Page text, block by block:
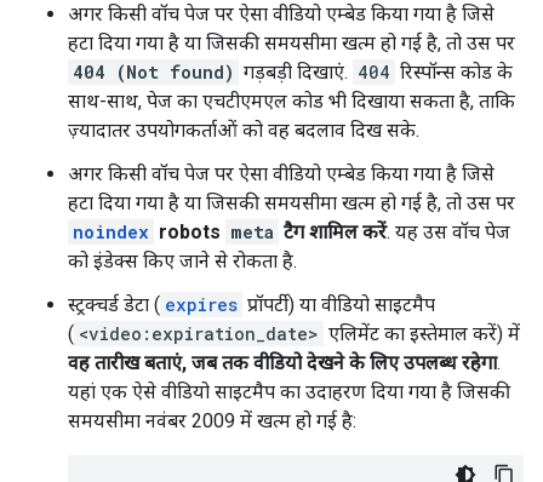
अगर किसी वॉच पेज पर ऐसा वीडियो एम्बेड किया गया है जिसे
हटा दिया गया है या जिसकी समयसीमा खत्म हो गई है, तो उस पर
404 (Not found) गड़बड़ी दिखाएं. 404 रिस्पॉन्स कोड के
साथ-साथ, पेज का एचटीएमएल कोड भी दिखाया सकता है, ताकि
ज़्यादातर उपयोगकर्ताओं को वह बदलाव दिख सके.
अगर किसी वॉच पेज पर ऐसा वीडियो एम्बेड किया गया है जिसे
हटा दिया गया है या जिसकी समयसीमा खत्म हो गई है, तो उस पर
noindex robots meta टैग शामिल करें. यह उस वॉच पेज
को इंडेक्स किए जाने से रोकता है.
स्ट्रक्चर्ड डेटा ( expires प्रॉपर्टी) या वीडियो साइटमैप
( <video:expiration_date> एलिमेंट का इस्तेमाल करें) में
वह तारीख बताएं, जब तक वीडियो देखने के लिए उपलब्ध रहेगा.
यहां एक ऐसे वीडियो साइटमैप का उदाहरण दिया गया है जिसकी
समयसीमा नवंबर 2009 में खत्म हो गई है: